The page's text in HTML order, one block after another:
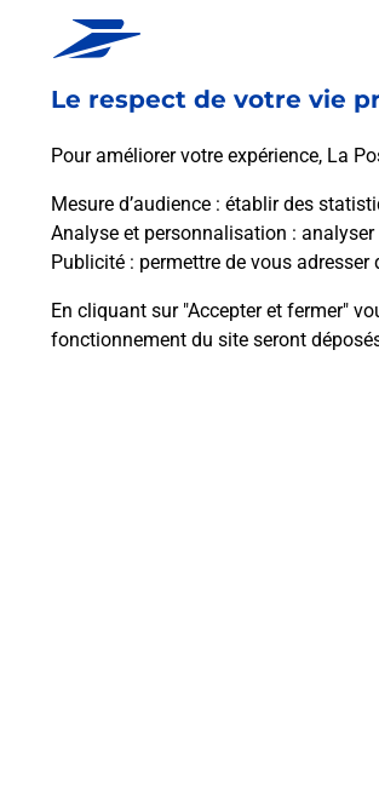
Le respect de votre vie
Pour améliorer votre expérience, La
Mesure d’audience : établir des
Analyse et personnalisation :
Publicité : permettre de vous
En cliquant sur "Accepter et fermer"
fonctionnement du site seront
Vous recherchez un smartphone
vous ? Découvrez notre offre de
dans vos bureaux de Poste à
Questions